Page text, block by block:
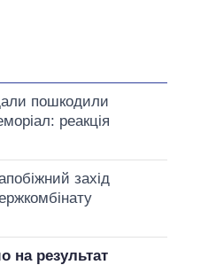
пошкодили
реакція
захід
на результат